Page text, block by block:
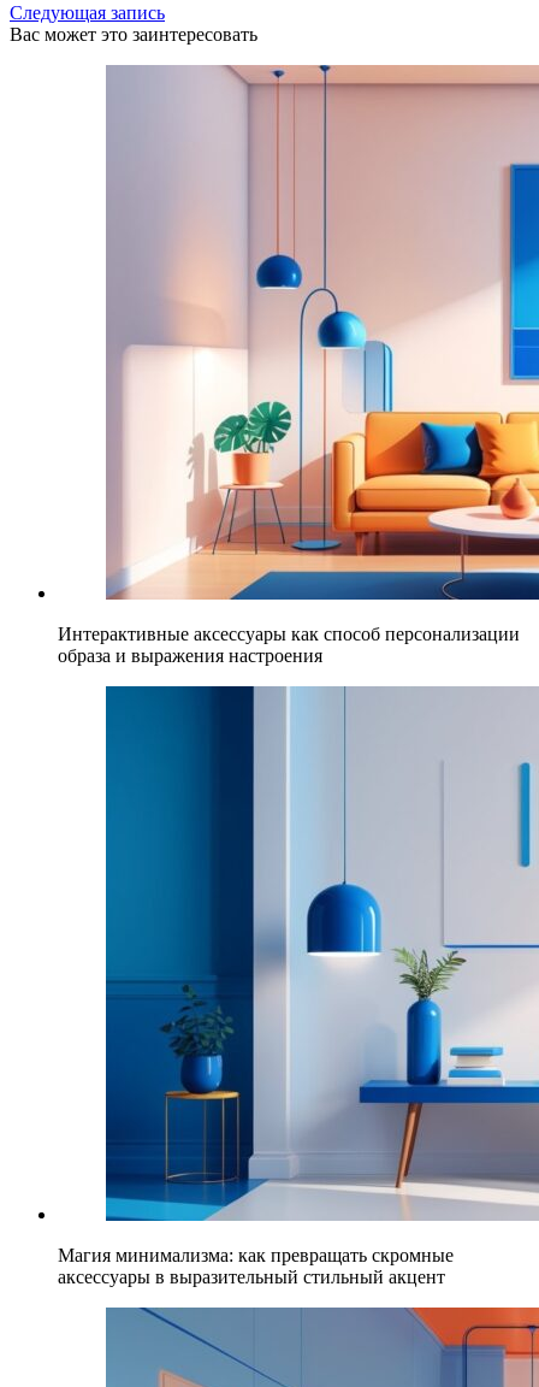
Следующая запись
Вас может это заинтересовать
Интерактивные аксессуары как способ персонализации
образа и выражения настроения
Магия минимализма: как превращать скромные
аксессуары в выразительный стильный акцент